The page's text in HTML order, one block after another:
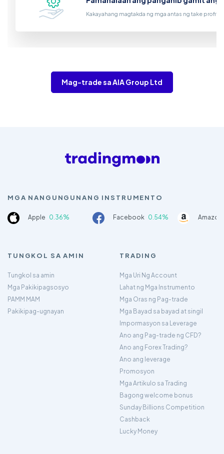
Kakayahang magtakda ng mga antas ng take profit
Mag-trade sa AIA Group Ltd
MGA NANGUNGUNANG INSTRUMENTO
Apple 0.36% Facebook 0.54%
TUNGKOL SA AMIN
Tungkol sa amin
Mga Pakikipagsosyo
PAMM MAM
Pakikipag-ugnayan
TRADING
Mga Uri Ng Account
Lahat ng Mga Instrumento
Mga Oras ng Pag-trade
Mga Bayad sa bayad at singil
Impormasyon sa Leverage
Ano ang Pag-trade ng CFD?
Ano ang Forex Trading?
Ano ang leverage
Promosyon
Mga Artikulo sa Trading
Bagong welcome bonus
Sunday Billions Competition
Cashback
Lucky Money